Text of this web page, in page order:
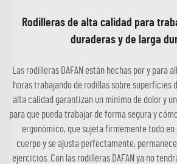
Rodilleras de alta calidad para
duraderas y de larga
Las rodilleras DAFAN están hechas por y para
horas trabajando de rodillas sobre superficies
alta calidad garantizan un mínimo de dolor y
para que pueda trabajar de forma segura y
ergonómico, que sujeta firmemente todo en
cuerpo y se ajusta perfectamente,
ejercicios. Con las rodilleras DAFAN ya no